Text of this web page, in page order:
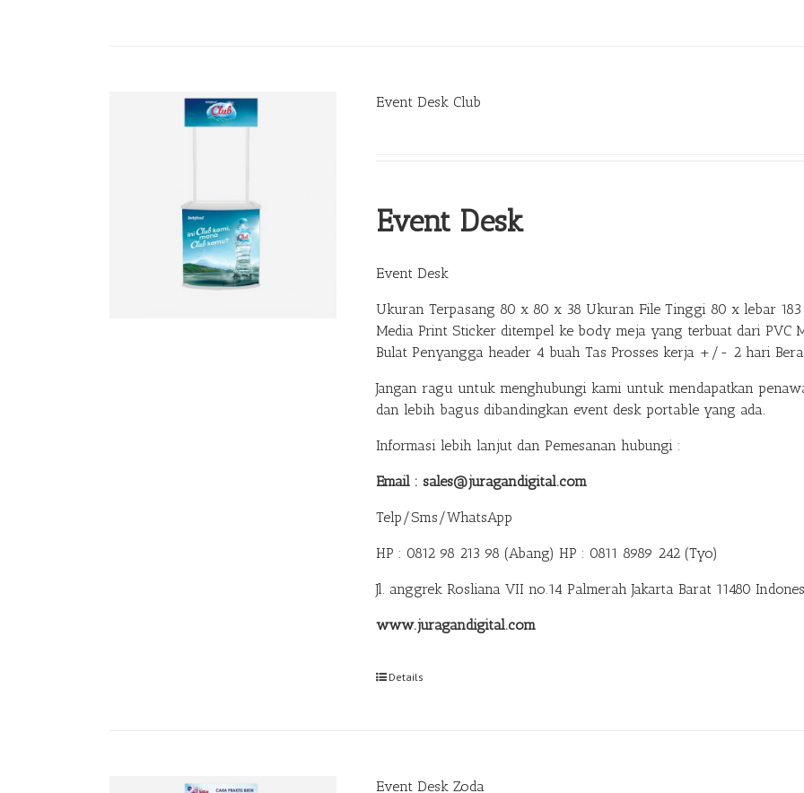
Event Desk Club
Event Desk
Event Desk
Ukuran Terpasang 80 x 80 x 38 Ukuran File Tinggi 80 x lebar
Media Print Sticker ditempel ke body meja yang terbuat dari PVC
Bulat Penyangga header 4 buah Tas Prosses kerja +/- 2 hari
Jangan ragu untuk menghubungi kami untuk mendapatkan
dan lebih bagus dibandingkan event desk portable yang ada.
Informasi lebih lanjut dan Pemesanan hubungi :
Email : sales@juragandigital.com
Telp/Sms/WhatsApp
HP : 0812 98 213 98 (Abang) HP : 0811 8989 242 (Tyo)
Jl. anggrek Rosliana VII no.14 Palmerah Jakarta Barat 11480
www.juragandigital.com
Details
Event Desk Zoda